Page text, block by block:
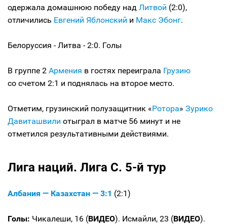
одержала домашнюю победу над Литвой (2:0),
отличились Евгений Яблонский и Макс Эбонг.
Белоруссия - Литва - 2:0. Голы
В группе 2 Армения в гостях переиграла Грузию
со счетом 2:1 и поднялась на второе место.
Отметим, грузинский полузащитник «Ротора» Зурико
Давиташвили отыграл в матче 56 минут и не
отметился результативными действиями.
Лига наций. Лига C. 5-й тур
Албания — Казахстан — 3:1 (2:1)
Голы: Чикалеши, 16 (ВИДЕО). Исмайли, 23 (ВИДЕО).